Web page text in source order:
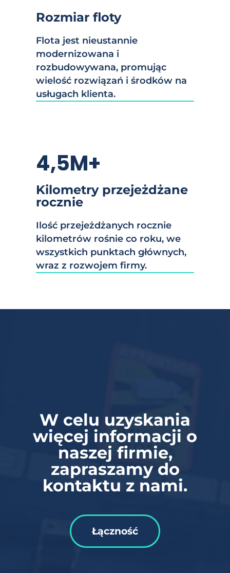
Rozmiar floty
Flota jest nieustannie
modernizowana i
rozbudowywana, promując
wielość rozwiązań i środków na
usługach klienta.
4,5M+
Kilometry przejeżdżane
rocznie
Ilość przejeżdżanych rocznie
kilometrów rośnie co roku, we
wszystkich punktach głównych,
wraz z rozwojem firmy.
W celu uzyskania
więcej informacji o
naszej firmie,
zapraszamy do
kontaktu z nami.
Łączność